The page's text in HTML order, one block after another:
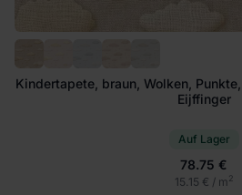
Kindertapete, braun, Wolken,
Eijffinger
Auf Lager
78.75 €
15.15 € / m2